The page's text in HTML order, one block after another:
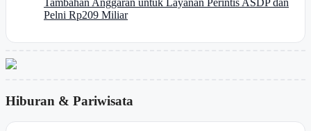
Tambahan Anggaran untuk Layanan Perintis ASDP dan
Pelni Rp209 Miliar
Hiburan & Pariwisata